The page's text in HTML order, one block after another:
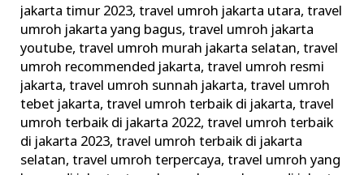
jakarta timur 2023,travel umroh jakarta utara,travel
umroh jakarta yang bagus,travel umroh jakarta
youtube,travel umroh murah jakarta selatan,travel
umroh recommended jakarta,travel umroh resmi
jakarta,travel umroh sunnah jakarta,travel umroh
tebet jakarta,travel umroh terbaik di jakarta,travel
umroh terbaik di jakarta 2022,travel umroh terbaik
di jakarta 2023,travel umroh terbaik di jakarta
selatan,travel umroh terpercaya,travel umroh yang